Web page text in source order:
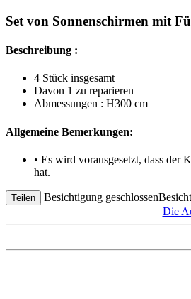
Set von Sonnenschirmen mit
Beschreibung :
4 Stück insgesamt
Davon 1 zu reparieren
Abmessungen : H300 cm
Allgemeine Bemerkungen:
• Es wird vorausgesetzt, dass
hat.
Teilen Besichtigung geschlossen
Die